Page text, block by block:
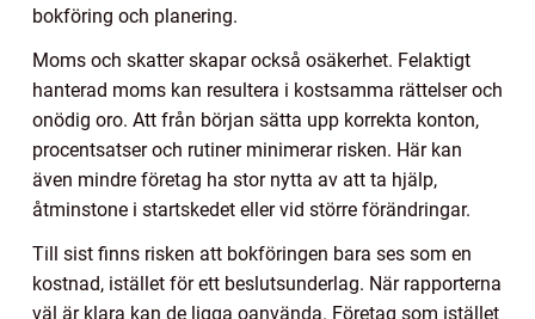
bokföring och planering.
Moms och skatter skapar också osäkerhet. Felaktigt
hanterad moms kan resultera i kostsamma rättelser och
onödig oro. Att från början sätta upp korrekta konton,
procentsatser och rutiner minimerar risken. Här kan
även mindre företag ha stor nytta av att ta hjälp,
åtminstone i startskedet eller vid större förändringar.
Till sist finns risken att bokföringen bara ses som en
kostnad, istället för ett beslutsunderlag. När rapporterna
väl är klara kan de ligga oanvända. Företag som istället